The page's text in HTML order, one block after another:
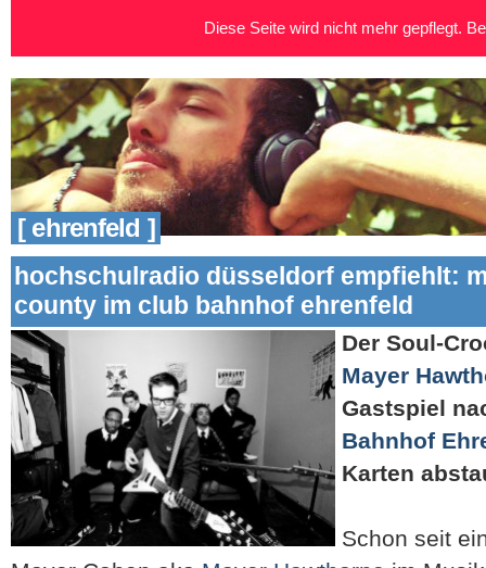
[ ehrenfeld ]
hochschulradio düsseldorf empfiehlt:
county im club bahnhof ehrenfeld
Der Soul-
Mayer
Gastspiel
Bahnhof
Karten
Schon seit
Diese Seite wird nicht mehr gepflegt.